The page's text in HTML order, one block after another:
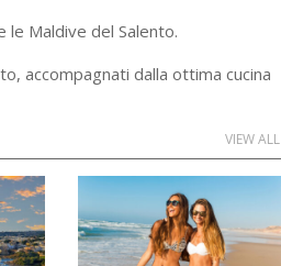
le Maldive del Salento.
accompagnati dalla ottima cucina
VIEW ALL